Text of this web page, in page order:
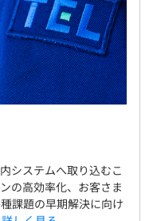
システムへ取り込むこ
の高効率化、お客さま
課題の早期解決に向け